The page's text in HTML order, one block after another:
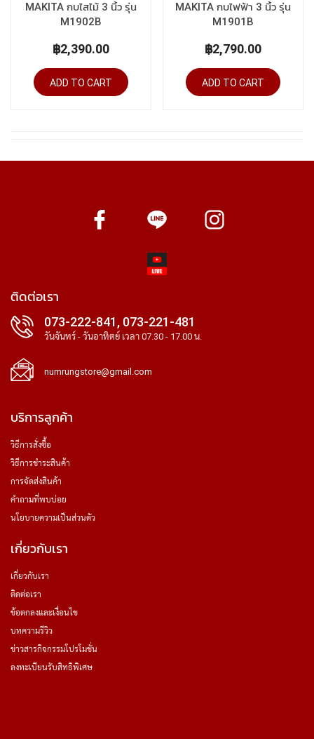
MAKITA กบไสไม้ 3 นิ้ว รุ่น
M1902B
฿2,390.00
ADD TO CART
MAKITA กบไฟฟ้า 3 นิ้ว รุ่น
M1901B
฿2,790.00
ADD TO CART
ติดต่อเรา
073-222-841, 073-221-481
วันจันทร์ - วันอาทิตย์ เวลา 07.30 - 17.00 น.
numrungstore@gmail.com
บริการลูกค้า
วิธีการสั่งซื้อ
วิธีการชำระสินค้า
การจัดส่งสินค้า
คำถามที่พบบ่อย
นโยบายความเป็นส่วนตัว
เกี่ยวกับเรา
เกี่ยวกับเรา
ติดต่อเรา
ข้อตกลงและเงื่อนไข
บทความรีวิว
ข่าวสารกิจกรรมโปรโมชั่น
ลงทะเบียนรับสิทธิพิเศษ